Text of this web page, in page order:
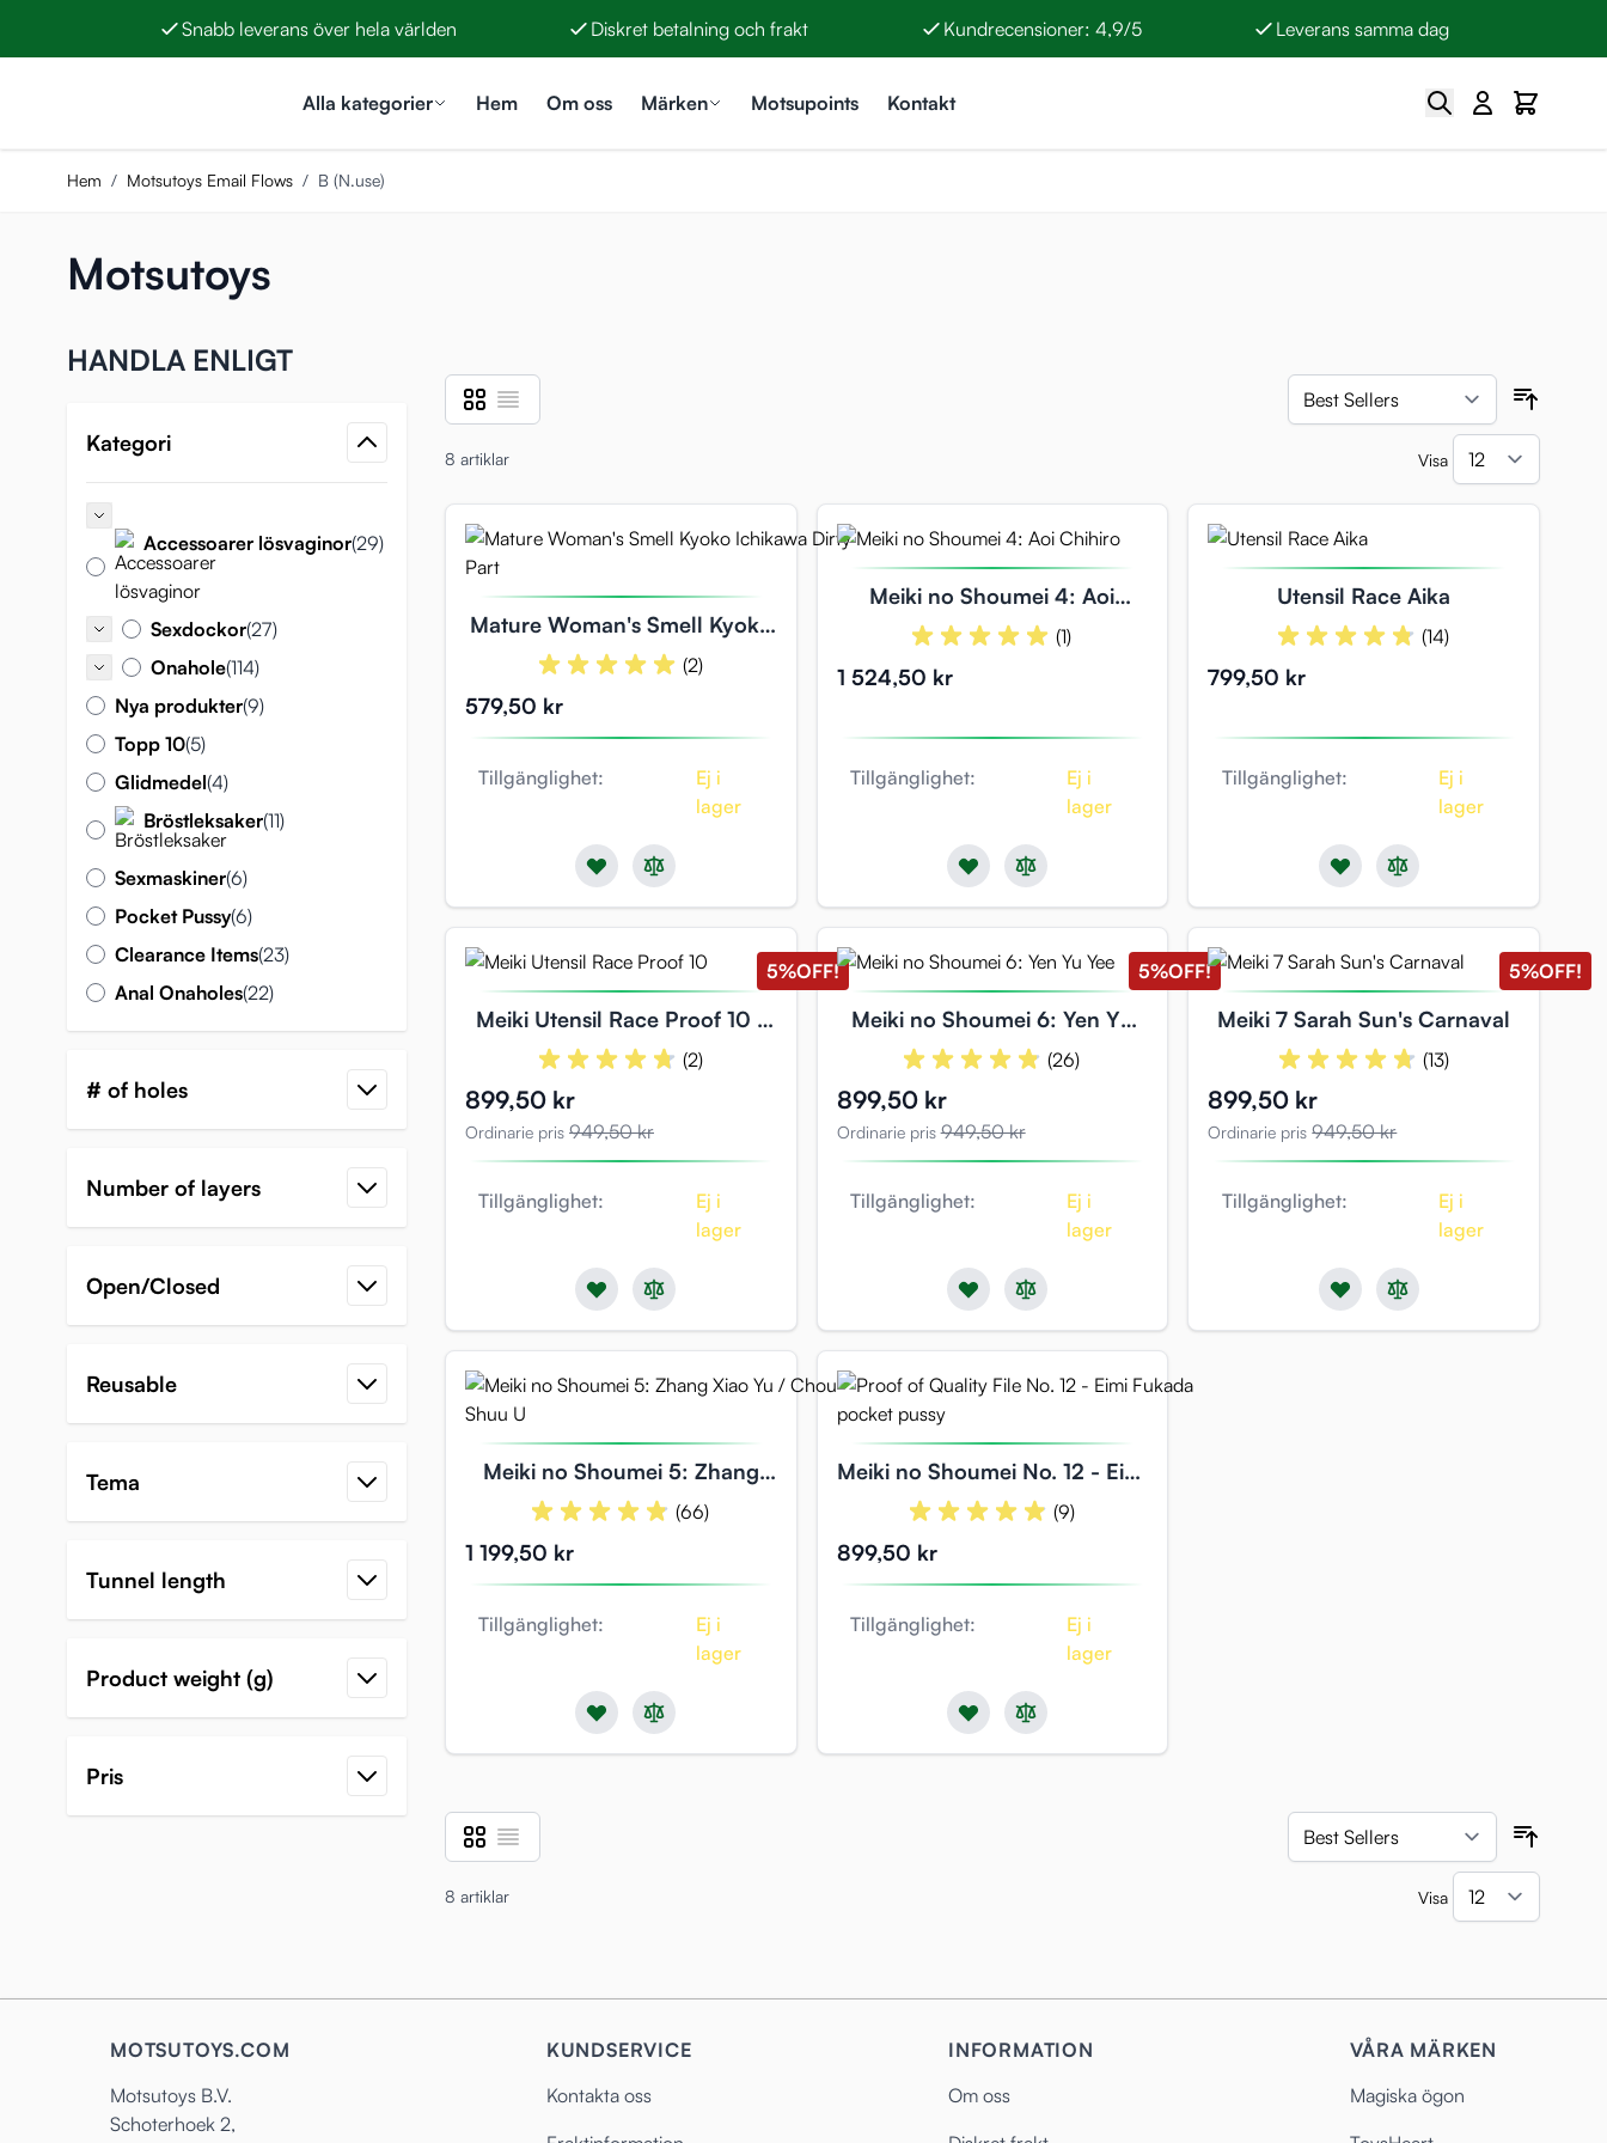
Snabb leverans över hela världen Diskret betalning och frakt Kundrecensioner: 4,9/5
Leverans samma dag
Alla kategorier
Hem Om oss Märken Motsupoints Kontakt Sök Cart
Hem / Motsutoys Email Flows / B (N.use)
Motsutoys
HANDLA ENLIGT
Kategori
Accessoarer lösvaginor
Accessoarer lösvaginor(29)artiklar
Sexdockor
Sexdockor(27)artiklar
Onahole
Onahole(114)artiklar
Nya produkter
Nya produkter(9)artiklar
Topp 10
Topp 10(5)artiklar
Glidmedel
Glidmedel(4)artiklar
Bröstleksaker
Bröstleksaker(11)artiklar
Sexmaskiner
Sexmaskiner(6)artiklar
Pocket Pussy
Pocket Pussy(6)artiklar
Clearance Items
Clearance Items(23)artiklar
Anal Onaholes
Anal Onaholes(22)artiklar
# of holes
Number of layers
Open/Closed
Reusable
Tema
Tunnel length
Product weight (g)
Pris
Visa som
RutnätListvy
8 artiklar Visa
Mature Woman's Smell Kyoko
Ichikawa Dirty Part
(2)
579,50 kr
Tillgänglighet:
Ej i
lager
Meiki no Shoumei 4: Aoi
Chihiro
(1)
1 524,50 kr
Tillgänglighet:
Ej i
lager
Utensil Race Aika
(14)
799,50 kr
Tillgänglighet:
Ej i
lager
5%OFF!
Meiki Utensil Race Proof 10 -
Okita Anri (2)
Specialpris
899,50 kr
Ordinarie pris 949,50 kr
Tillgänglighet:
Ej i
lager
5%OFF!
Meiki no Shoumei 6: Yen Yu
Yee / Yen Jyu Yi
(26)
Specialpris
899,50 kr
Ordinarie pris 949,50 kr
Tillgänglighet:
Ej i
lager
5%OFF!
Meiki 7 Sarah Sun's Carnaval
(13)
Specialpris
899,50 kr
Ordinarie pris 949,50 kr
Tillgänglighet:
Ej i
lager
Meiki no Shoumei 5: Zhang
Xiao Yu / Chou Shuu U
(66)
1 199,50 kr
Tillgänglighet:
Ej i
lager
Meiki no Shoumei No. 12 - Eimi
Fukada
(9)
899,50 kr
Tillgänglighet:
Ej i
lager
Visa som
RutnätListvy
8 artiklar Visa
MOTSUTOYS.COM
Motsutoys B.V.
Schoterhoek 2,
KUNDSERVICE
Kontakta oss
INFORMATION
Om oss
VÅRA MÄRKEN
Magiska ögon